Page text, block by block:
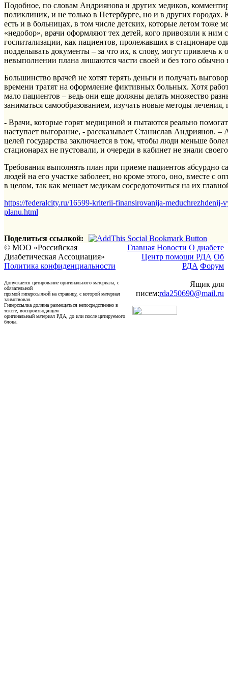
Подобное, по словам Андриянова и других медиков,
поликлиник, и не только в Петербурге, но и в других
есть и в больницах, в том числе детских, которые летом тоже
«недобор», врачи оформляют тех детей, кого привозили к ним
госпитализации, как пациентов, пролежавших в стационаре
подделывать документы – за что их, к слову, могут привлечь к
невыполнении плана лишаются части своей и без того обычно
Большинство врачей не хотят терять деньги и получать
времени тратят на оформление фиктивных больных. Хотя
мало пациентов – ведь они еще должны делать множество
заниматься самообразованием, изучать новые методы
- Врачи, которые горят медициной и пытаются реально
наступает выгорание, - рассказывает Станислав Андриянов.
целей государства заключается в том, чтобы люди меньше
стационарах не пустовали, и очереди в кабинет не знали
Требования выполнять план при приеме пациентов абсурдно
людей на его участке заболеет, но кроме этого, оно, вместе с
в целом, так как мешает медикам сосредоточиться на их
https://federalcity.ru/16599-kriterii-finansirovanija-meduchrezhdenij-
planu.html
Поделиться ссылкой:
© МОО «Российская
Диабетическая Ассоциация»
Политика конфиденциальности
Допускается цитирование оригинального материала, с
обязательной
прямой гиперссылкой на страницу, с которой материал
заимствован.
Гиперссылка должна размещаться непосредственно в
тексте, воспроизводящем
оригинальный материал РДА, до или после цитируемого
блока.
Главная Новости О диабете
Центр помощи РДА Об
РДА Форум
Ящик для
писем:rda250690@mail.ru